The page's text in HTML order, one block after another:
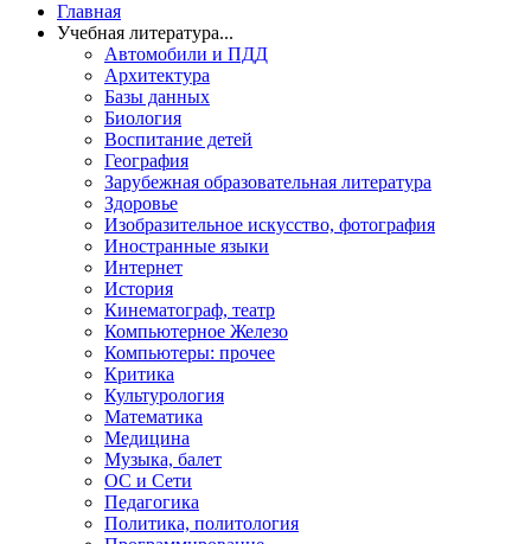
Главная
Учебная литература...
Автомобили и ПДД
Архитектура
Базы данных
Биология
Воспитание детей
География
Зарубежная образовательная литература
Здоровье
Изобразительное искусство, фотография
Иностранные языки
Интернет
История
Кинематограф, театр
Компьютерное Железо
Компьютеры: прочее
Критика
Культурология
Математика
Медицина
Музыка, балет
ОС и Сети
Педагогика
Политика, политология